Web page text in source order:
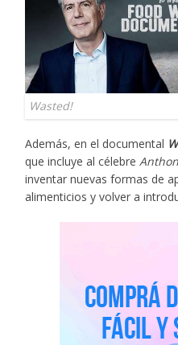
Wasted!
Además, en el documental
que incluye al célebre
inventar nuevas formas de
alimenticios y volver a